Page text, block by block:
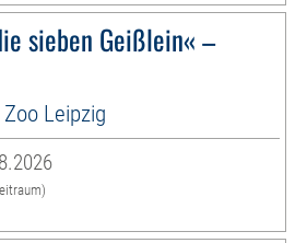
sieben Geißlein« –
Leipzig